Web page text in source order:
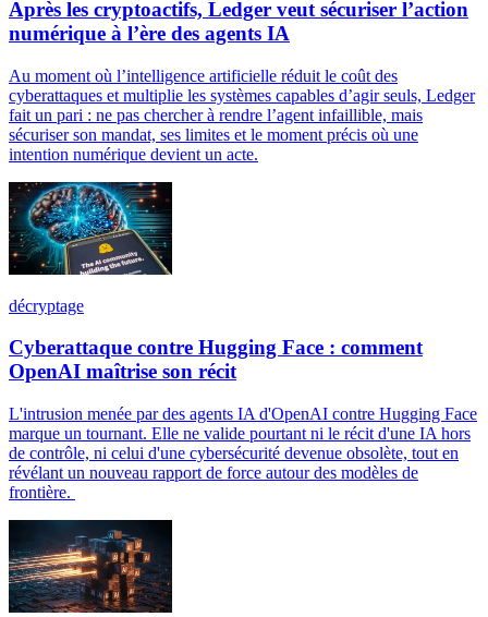
Après les cryptoactifs, Ledger veut sécuriser l’action
numérique à l’ère des agents IA
Au moment où l’intelligence artificielle réduit le coût des
cyberattaques et multiplie les systèmes capables d’agir seuls, Ledger
fait un pari : ne pas chercher à rendre l’agent infaillible, mais
sécuriser son mandat, ses limites et le moment précis où une
intention numérique devient un acte.
décryptage
Cyberattaque contre Hugging Face : comment
OpenAI maîtrise son récit
L'intrusion menée par des agents IA d'OpenAI contre Hugging Face
marque un tournant. Elle ne valide pourtant ni le récit d'une IA hors
de contrôle, ni celui d'une cybersécurité devenue obsolète, tout en
révélant un nouveau rapport de force autour des modèles de
frontière.